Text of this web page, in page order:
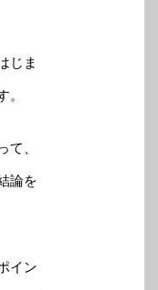
じま
。
て、
論を
イン